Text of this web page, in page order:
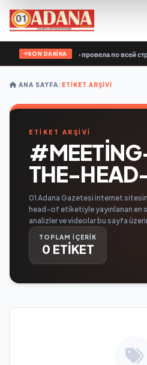
SON DAKİKA
Единой России» провела по всей
ANA SAYFA/ETIKET ARŞIVI
ETİKET ARŞİVİ
THE-
01 Adana Gazetesi internet
head-of etiketiyle yayınlanan en
analizler ve videolar bu sayfa
TOPLAM İÇERİK
0 ETİKET